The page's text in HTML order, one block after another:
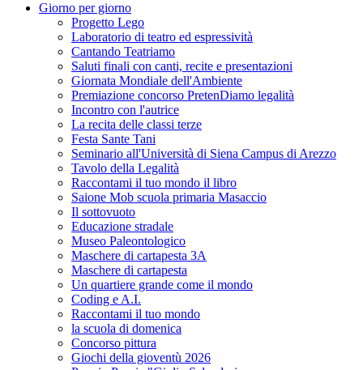
Giorno per giorno
Progetto Lego
Laboratorio di teatro ed espressività
Cantando Teatriamo
Saluti finali con canti, recite e presentazioni
Giornata Mondiale dell'Ambiente
Premiazione concorso PretenDiamo legalità
Incontro con l'autrice
La recita delle classi terze
Festa Sante Tani
Seminario all'Università di Siena Campus di Arezzo
Tavolo della Legalità
Raccontami il tuo mondo il libro
Saione Mob scuola primaria Masaccio
Il sottovuoto
Educazione stradale
Museo Paleontologico
Maschere di cartapesta 3A
Maschere di cartapesta
Un quartiere grande come il mondo
Coding e A.I.
Raccontami il tuo mondo
la scuola di domenica
Concorso pittura
Giochi della gioventù 2026